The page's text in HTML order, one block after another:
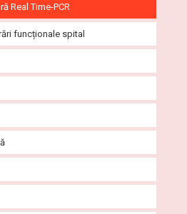
Real Time-PCR
funcționale spital